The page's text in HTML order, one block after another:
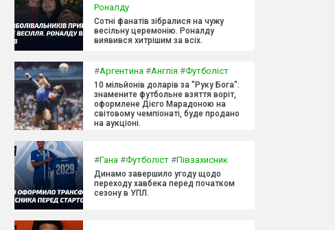
Роналду
Сотні фанатів зібралися на чужу
весільну церемонію. Роналду
виявився хитрішим за всіх.
#Аргентина #Англія #Футболіст
10 мільйонів доларів за "Руку Бога":
знамените футбольне взяття воріт,
оформлене Дієго Марадоною на
світовому чемпіонаті, буде продано
на аукціоні.
#Гана #Футболіст #Півзахисник
Динамо завершило угоду щодо
переходу хавбека перед початком
сезону в УПЛ.